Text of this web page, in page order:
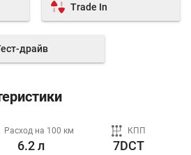
Trade In
драйв
Расход на 100 км
6.2 л
КПП
7DCT